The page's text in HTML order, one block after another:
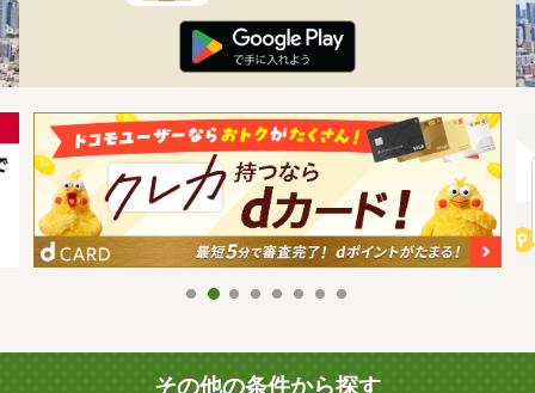
その他の条件から探す